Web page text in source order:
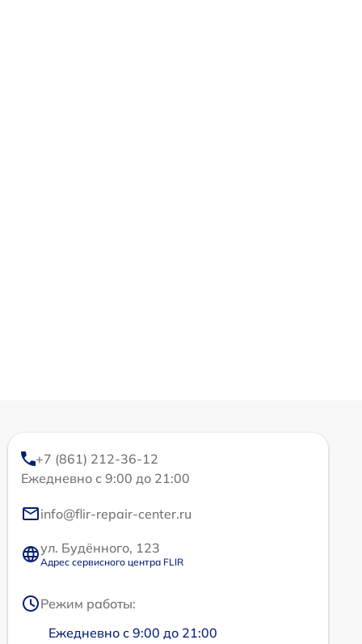
+7 (861) 212-36-12
Ежедневно с 9:00 до 21:00
info@flir-repair-center.ru
ул. Будённого, 123
Адрес сервисного центра FLIR
Режим работы:
Ежедневно с 9:00 до 21:00